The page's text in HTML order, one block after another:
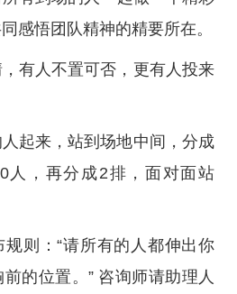
感悟团队精神的精要所在。
有人不置可否，更有人投来
起来，站到场地中间，分成
人，再分成2排，面对面站
则：“请所有的人都伸出你
的位置。” 咨询师请助理人